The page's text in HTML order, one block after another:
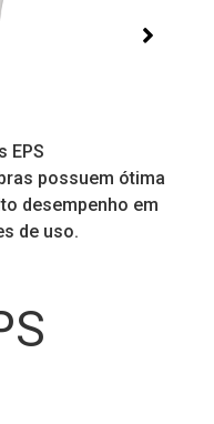
EPS
possuem ótima
desempenho em
de uso.